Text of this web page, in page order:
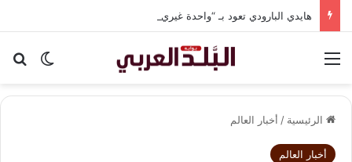
الوضع
الرئيسية / أخبار العالم
أخبار العالم